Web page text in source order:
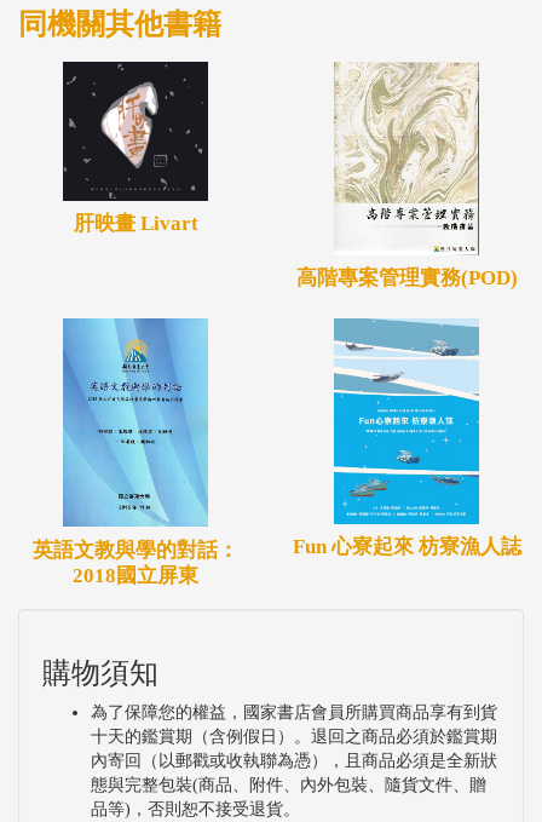
同機關其他書籍
肝映畫 Livart
高階專案管理實務(POD)
英語文教與學的對話：
2018國立屏東
Fun 心寮起來 枋寮漁人誌
購物須知
為了保障您的權益，國家書店會員所購買商品享有到貨
十天的鑑賞期（含例假日）。退回之商品必須於鑑賞期
內寄回（以郵戳或收執聯為憑），且商品必須是全新狀
態與完整包裝(商品、附件、內外包裝、隨貨文件、贈
品等)，否則恕不接受退貨。